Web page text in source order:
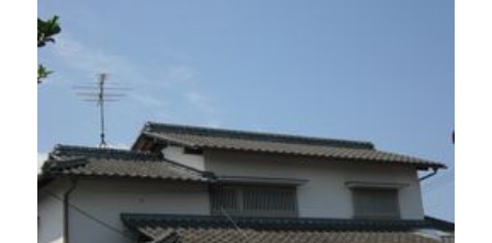
安心！5つのこだわり
お問い合わせから完工までの流れ
施工例 Before After